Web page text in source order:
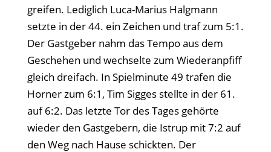
greifen. Lediglich Luca-Marius Halgmann
setzte in der 44. ein Zeichen und traf zum 5:1.
Der Gastgeber nahm das Tempo aus dem
Geschehen und wechselte zum Wiederanpfiff
gleich dreifach. In Spielminute 49 trafen die
Horner zum 6:1, Tim Sigges stellte in der 61.
auf 6:2. Das letzte Tor des Tages gehörte
wieder den Gastgebern, die Istrup mit 7:2 auf
den Weg nach Hause schickten. Der